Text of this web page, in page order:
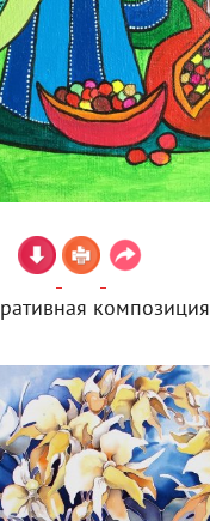
композиция